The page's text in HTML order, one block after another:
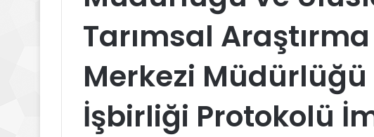
Tarımsal
Merkezi Müdürlüğü
İşbirliği Protokolü